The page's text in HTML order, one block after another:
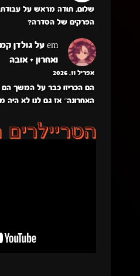
שלום, תודה מראש על
הפרקים של הסדרה?
em על
ואחרון + אובה
אפריל 11, 2026
הם הכריזו כבר על המשך הם
האחרונה״ אז גם לנו לא